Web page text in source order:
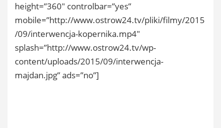
height=”360″ controlbar=”yes”
mobile=”http://www.ostrow24.tv/pliki/filmy/2015
/09/interwencja-kopernika.mp4″
splash=”http://www.ostrow24.tv/wp-
content/uploads/2015/09/interwencja-
majdan.jpg” ads=”no”]